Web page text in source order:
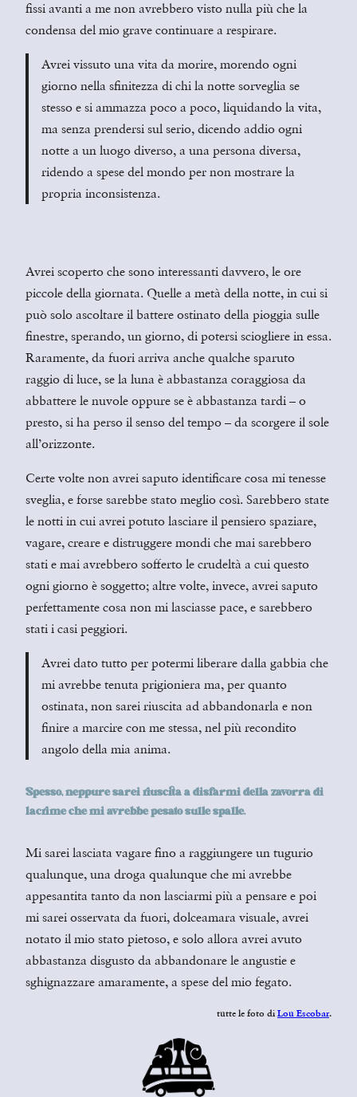
fissi avanti a me non avrebbero visto nulla più che la
condensa del mio grave continuare a respirare.
Avrei vissuto una vita da morire, morendo ogni
giorno nella sfinitezza di chi la notte sorveglia se
stesso e si ammazza poco a poco, liquidando la vita,
ma senza prendersi sul serio, dicendo addio ogni
notte a un luogo diverso, a una persona diversa,
ridendo a spese del mondo per non mostrare la
propria inconsistenza.
Avrei scoperto che sono interessanti davvero, le ore
piccole della giornata. Quelle a metà della notte, in cui si
può solo ascoltare il battere ostinato della pioggia sulle
finestre, sperando, un giorno, di potersi sciogliere in essa.
Raramente, da fuori arriva anche qualche sparuto
raggio di luce, se la luna è abbastanza coraggiosa da
abbattere le nuvole oppure se è abbastanza tardi – o
presto, si ha perso il senso del tempo – da scorgere il sole
all’orizzonte.
Certe volte non avrei saputo identificare cosa mi tenesse
sveglia, e forse sarebbe stato meglio così. Sarebbero state
le notti in cui avrei potuto lasciare il pensiero spaziare,
vagare, creare e distruggere mondi che mai sarebbero
stati e mai avrebbero sofferto le crudeltà a cui questo
ogni giorno è soggetto; altre volte, invece, avrei saputo
perfettamente cosa non mi lasciasse pace, e sarebbero
stati i casi peggiori.
Avrei dato tutto per potermi liberare dalla gabbia che
mi avrebbe tenuta prigioniera ma, per quanto
ostinata, non sarei riuscita ad abbandonarla e non
finire a marcire con me stessa, nel più recondito
angolo della mia anima.
Spesso, neppure sarei riuscita a disfarmi della zavorra di
lacrime che mi avrebbe pesato sulle spalle.
Mi sarei lasciata vagare fino a raggiungere un tugurio
qualunque, una droga qualunque che mi avrebbe
appesantita tanto da non lasciarmi più a pensare e poi
mi sarei osservata da fuori, dolceamara visuale, avrei
notato il mio stato pietoso, e solo allora avrei avuto
abbastanza disgusto da abbandonare le angustie e
sghignazzare amaramente, a spese del mio fegato.
tutte le foto di Lou Escobar.